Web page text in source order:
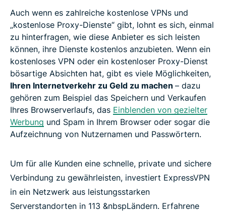
Auch wenn es zahlreiche kostenlose VPNs und
„kostenlose Proxy-Dienste“ gibt, lohnt es sich, einmal
zu hinterfragen, wie diese Anbieter es sich leisten
können, ihre Dienste kostenlos anzubieten. Wenn ein
kostenloses VPN oder ein kostenloser Proxy-Dienst
bösartige Absichten hat, gibt es viele Möglichkeiten,
Ihren Internetverkehr zu Geld zu machen – dazu
gehören zum Beispiel das Speichern und Verkaufen
Ihres Browserverlaufs, das Einblenden von gezielter
Werbung und Spam in Ihrem Browser oder sogar die
Aufzeichnung von Nutzernamen und Passwörtern.
Um für alle Kunden eine schnelle, private und sichere
Verbindung zu gewährleisten, investiert ExpressVPN
in ein Netzwerk aus leistungsstarken
Serverstandorten in 113 &nbspLändern. Erfahrene